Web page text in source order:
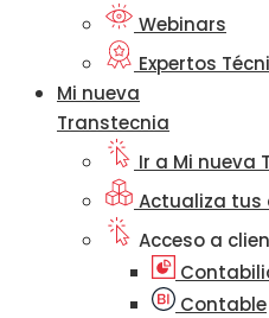
Webinars
Expertos
Mi nueva
Transtecnia
Ir a Mi nueva
Actualiza tus
Acceso a
Contable